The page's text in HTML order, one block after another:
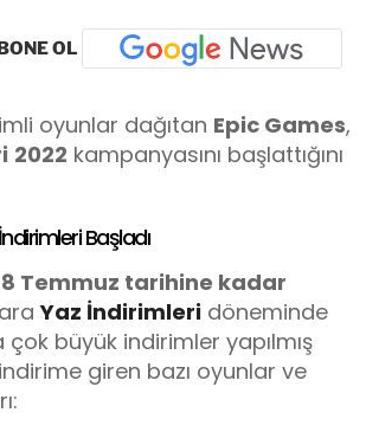
OL
oyunlar dağıtan Epic Games,
2022 kampanyasını başlattığını
Başladı
Temmuz tarihine kadar
araYaz İndirimleri döneminde
çok büyük indirimler yapılmış
giren bazı oyunlar ve